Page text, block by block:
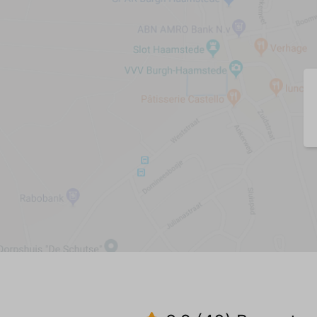
Fußbodenheizung
Holzofen (pelletkachel)
Spülmaschine
Kühlschrank mit Gefrierfach